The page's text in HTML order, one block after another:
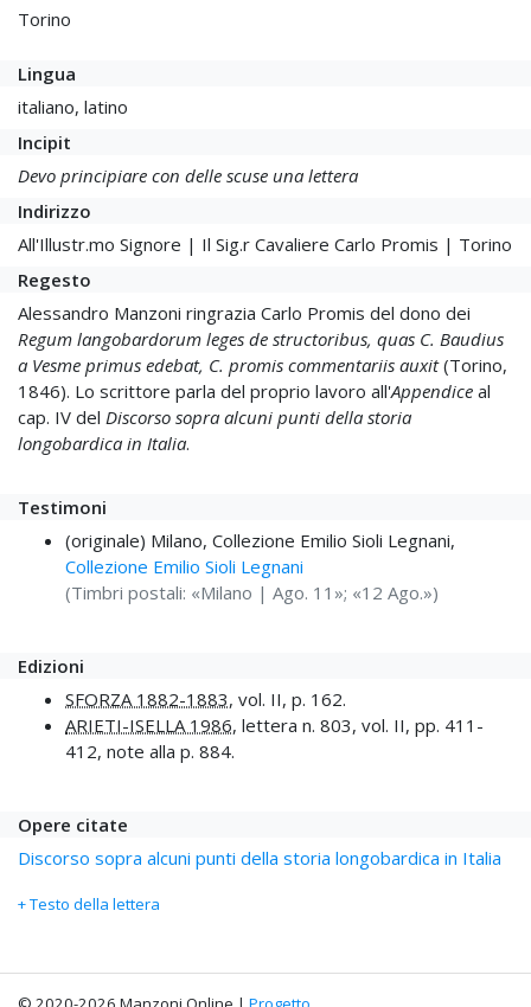
Torino
Lingua
italiano, latino
Incipit
Devo principiare con delle scuse una lettera
Indirizzo
All'Illustr.mo Signore | Il Sig.r Cavaliere Carlo Promis | Torino
Regesto
Alessandro Manzoni ringrazia Carlo Promis del dono dei
Regum langobardorum leges de structoribus, quas C. Baudius
a Vesme primus edebat, C. promis commentariis auxit(Torino,
1846). Lo scrittore parla del proprio lavoro all'Appendice al
cap. IV del Discorso sopra alcuni punti della storia
longobardica in Italia.
Testimoni
(originale) Milano, Collezione Emilio Sioli Legnani,
Collezione Emilio Sioli Legnani
(Timbri postali: «Milano | Ago. 11»; «12 Ago.»)
Edizioni
SFORZA 1882-1883, vol. II, p. 162.
ARIETI-ISELLA 1986, lettera n. 803, vol. II, pp. 411-
412, note alla p. 884.
Opere citate
Discorso sopra alcuni punti della storia longobardica in Italia
+ Testo della lettera